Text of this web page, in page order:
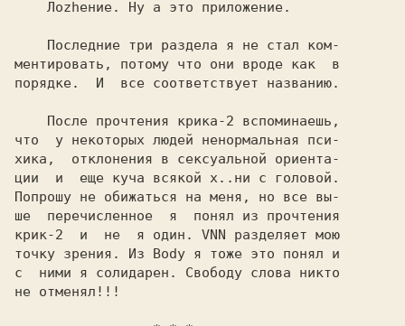
ментировать, потому что они вроде как  в
порядке.  И  все соответствует названию.
что  у некоторых людей ненормальная пси-
хика,  отклонения в сексуальной ориента-
ции  и  еще куча всякой х..ни с головой.
Попрошу не обижаться на меня, но все вы-
ше  перечисленное  я  понял из прочтения
крик-2  и  не  я один. VNN разделяет мою
точку зрения. Из Body я тоже это понял и
с  ними я солидарен. Свободу слова никто
не отменял!!!